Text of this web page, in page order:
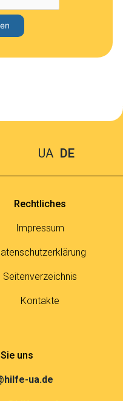
UA DE
Rechtliches
Impressum
Seitenverzeichnis
Kontakte
uns
ua.de